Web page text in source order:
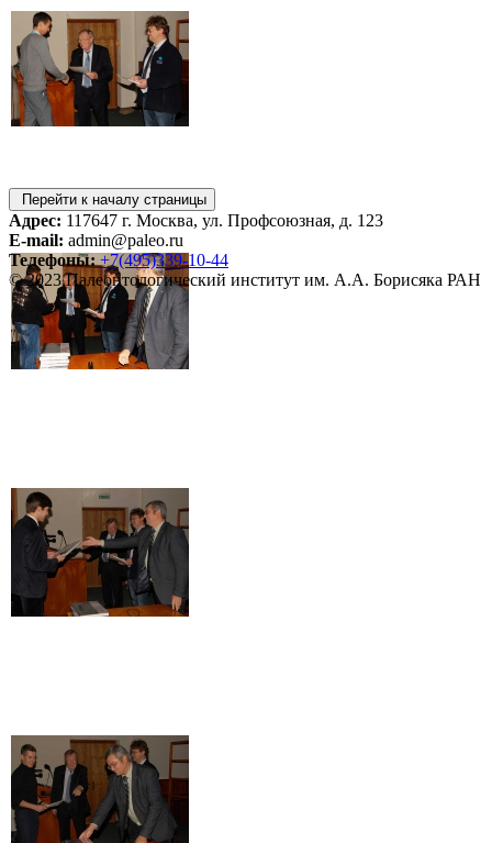
Перейти к началу страницы
Адрес: 117647 г. Москва, ул. Профсоюзная, д. 123
E-mail: admin@paleo.ru
Телефоны: +7(495)339-10-44
© 2023 Палеонтологический институт им. А.А. Борисяка РАН